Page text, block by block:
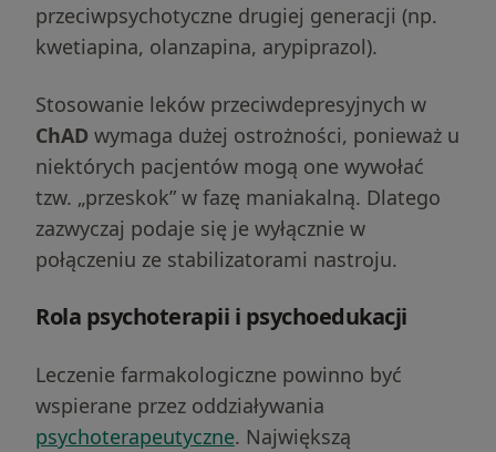
przeciwpsychotyczne drugiej generacji (np.
kwetiapina, olanzapina, arypiprazol).
Stosowanie leków przeciwdepresyjnych w
ChAD wymaga dużej ostrożności, ponieważ u
niektórych pacjentów mogą one wywołać
tzw. „przeskok” w fazę maniakalną. Dlatego
zazwyczaj podaje się je wyłącznie w
połączeniu ze stabilizatorami nastroju.
Rola psychoterapii i psychoedukacji
Leczenie farmakologiczne powinno być
wspierane przez oddziaływania
psychoterapeutyczne. Największą